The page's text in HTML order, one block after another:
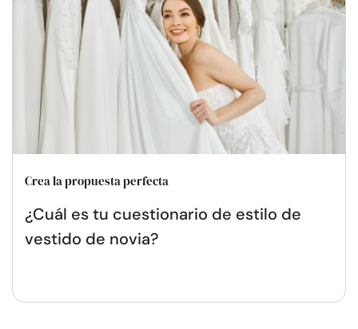
Crea la propuesta perfecta
¿Cuál es tu cuestionario de estilo de
vestido de novia?